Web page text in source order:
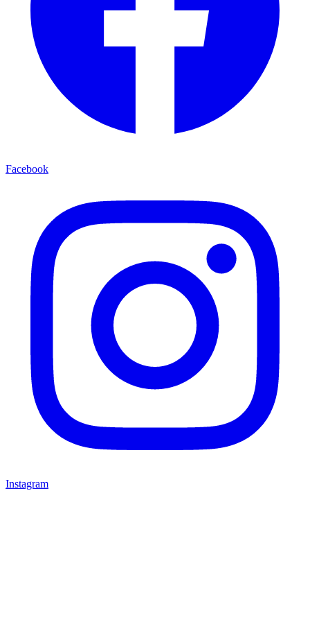
Facebook
Instagram